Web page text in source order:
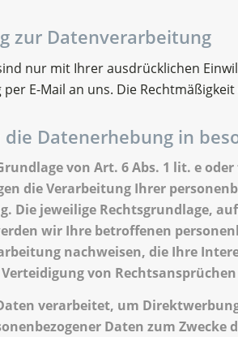
zur Datenverarbeitung
nur mit Ihrer ausdrücklichen
E-Mail an uns. Die
Datenerhebung in
von Art. 6 Abs. 1 lit. e
die Verarbeitung Ihrer
Die jeweilige Rechtsgrundlage,
wir Ihre betroffenen
nachweisen, die Ihre
von Rechtsansprüchen
verarbeitet, um
Daten zum